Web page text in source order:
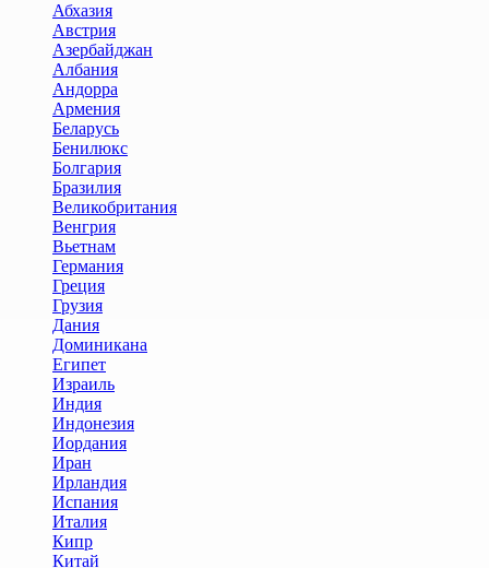
Абхазия
Австрия
Азербайджан
Албания
Андорра
Армения
Беларусь
Бенилюкс
Болгария
Бразилия
Великобритания
Венгрия
Вьетнам
Германия
Греция
Грузия
Дания
Доминикана
Египет
Израиль
Индия
Индонезия
Иордания
Иран
Ирландия
Испания
Италия
Кипр
Китай